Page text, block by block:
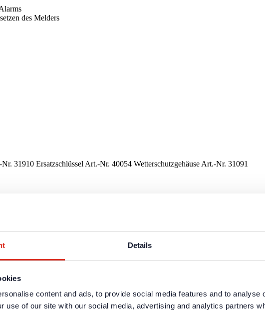
Details
content and ads, to provide social media features and to analyse
use of our site with our social media, advertising and analytics partners
des Melders
31910 Ersatzschlüssel Art.-Nr. 40054 Wetterschutzgehäuse Art.-Nr. 31091
Produkten und Dienstleistungen sind in dem geschützten Partnerbereich
erforderlich.
Produkten und Dienstleistungen sind in dem geschützten Partnerbereich